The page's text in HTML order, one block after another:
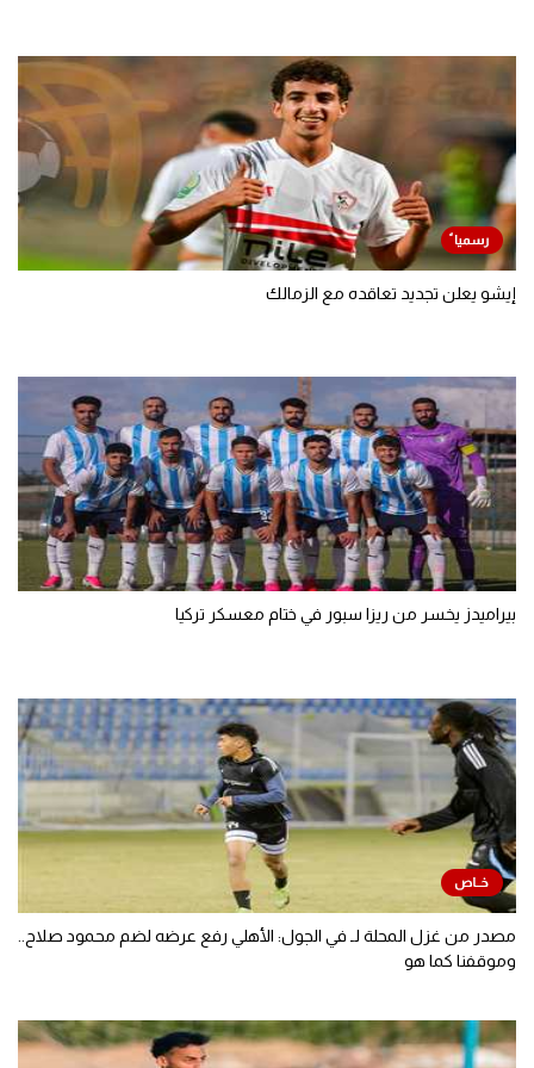
إيشو يعلن تجديد تعاقده مع الزمالك
بيراميدز يخسر من ريزا سبور في ختام معسكر تركيا
مصدر من غزل المحلة لـ في الجول: الأهلي رفع عرضه لضم محمود صلاح..
وموقفنا كما هو